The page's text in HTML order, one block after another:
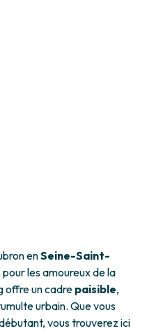
enSeine-Saint-
pour les amoureux de la
offre un cadre paisible,
urbain. Que vous
vous trouverez ici